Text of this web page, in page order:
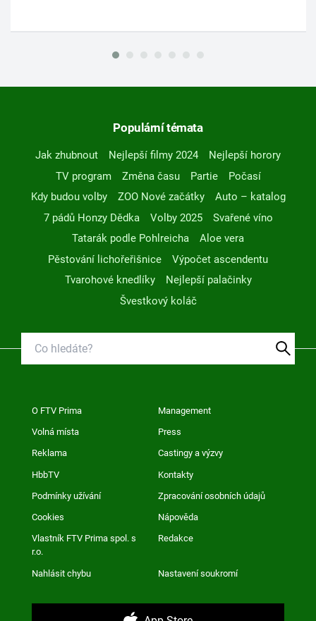
Populární témata
Jak zhubnout Nejlepší filmy 2024
Nejlepší horory
TV program
Změna času Partie
Počasí
Kdy budou volby
ZOO Nové začátky
Auto – katalog
7 pádů Honzy Dědka
Volby 2025
Svařené víno
Tatarák podle Pohlreicha
Aloe vera
Pěstování lichořeřišnice
Výpočet ascendentu
Tvarohové knedlíky
Nejlepší palačinky
Švestkový koláč
O FTV Prima Management
Volná místa Press
Reklama Castingy a výzvy
HbbTV Kontakty
Podmínky užívání Zpracování osobních údajů
Cookies Nápověda
Vlastník FTV Prima spol. s
r.o.
Redakce
Nahlásit chybu Nastavení soukromí